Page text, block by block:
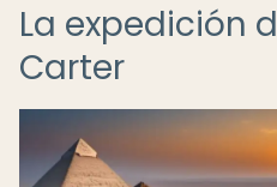
La expedición
Carter